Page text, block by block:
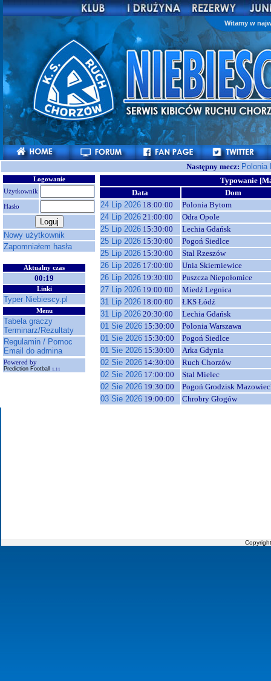
Witamy w
Następny mecz:
Logowanie
Użytkownik
Hasło
Nowy użytkownik
Zapomniałem hasła
Aktualny czas
00:19
Linki
Typer Niebiescy.pl
Menu
Tabela graczy
Terminarz/Rezultaty
Regulamin / Pomoc
Email do admina
Powered by
Prediction Football 1.11
Typowanie
Data
Dom
24 Lip 2026 18:00:00
Polonia Bytom
24 Lip 2026 21:00:00
Odra Opole
25 Lip 2026 15:30:00
Lechia Gdańsk
25 Lip 2026 15:30:00
Pogoń Siedlce
25 Lip 2026 15:30:00
Stal Rzeszów
26 Lip 2026 17:00:00
Unia Skierniewice
26 Lip 2026 19:30:00
Puszcza Niepołomice
27 Lip 2026 19:00:00
Miedź Legnica
31 Lip 2026 18:00:00
ŁKS Łódź
31 Lip 2026 20:30:00
Lechia Gdańsk
01 Sie 2026 15:30:00
Polonia Warszawa
01 Sie 2026 15:30:00
Pogoń Siedlce
01 Sie 2026 15:30:00
Arka Gdynia
02 Sie 2026 14:30:00
Ruch Chorzów
02 Sie 2026 17:00:00
Stal Mielec
02 Sie 2026 19:30:00
Pogoń Grodzisk
03 Sie 2026 19:00:00 Chrobry Głogów